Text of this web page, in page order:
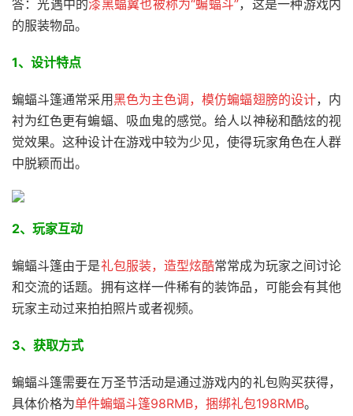
答：光遇中的漆黑蝠翼也被称为“蝙蝠斗”，这是一种游戏内
的服装物品。
1、设计特点
蝙蝠斗篷通常采用黑色为主色调，模仿蝙蝠翅膀的设计，内
衬为红色更有蝙蝠、吸血鬼的感觉。给人以神秘和酷炫的视
觉效果。这种设计在游戏中较为少见，使得玩家角色在人群
中脱颖而出。
2、玩家互动
蝙蝠斗篷由于是礼包服装，造型炫酷常常成为玩家之间讨论
和交流的话题。拥有这样一件稀有的装饰品，可能会有其他
玩家主动过来拍拍照片或者视频。
3、获取方式
蝙蝠斗篷需要在万圣节活动是通过游戏内的礼包购买获得，
具体价格为单件蝙蝠斗篷98RMB，捆绑礼包198RMB。